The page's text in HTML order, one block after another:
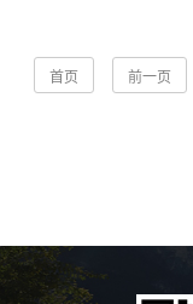
首页 前一页